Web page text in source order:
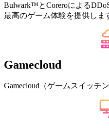
Bulwark™とCoreroによる
最高のゲーム体験を提供しま
Gamecloud
Gamecloud（ゲームスイッチ